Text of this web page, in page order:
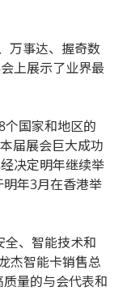
万事达、握奇数
上展示了业界最
国家和地区的
届展会巨大成功
决定明年继续举
年3月在香港举
全、智能技术和
杰智能卡销售总
量的与会代表和